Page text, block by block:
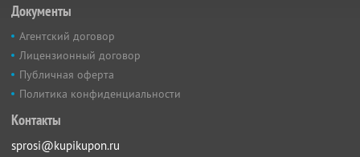
Документы
Агентский договор
Лицензионный договор
Публичная оферта
Политика конфиденциальности
Контакты
sprosi@kupikupon.ru